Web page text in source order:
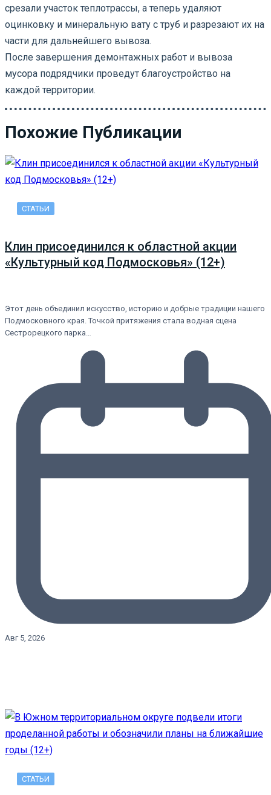
срезали участок теплотрассы, а теперь удаляют
оцинковку и минеральную вату с труб и разрезают их на
части для дальнейшего вывоза.
После завершения демонтажных работ и вывоза
мусора подрядчики проведут благоустройство на
каждой территории.
Похожие Публикации
СТАТЬИ
Клин присоединился к областной акции
«Культурный код Подмосковья» (12+)
Этот день объединил искусство, историю и добрые традиции нашего
Подмосковного края. Точкой притяжения стала водная сцена
Сестрорецкого парка…
Авг 5, 2026
СТАТЬИ